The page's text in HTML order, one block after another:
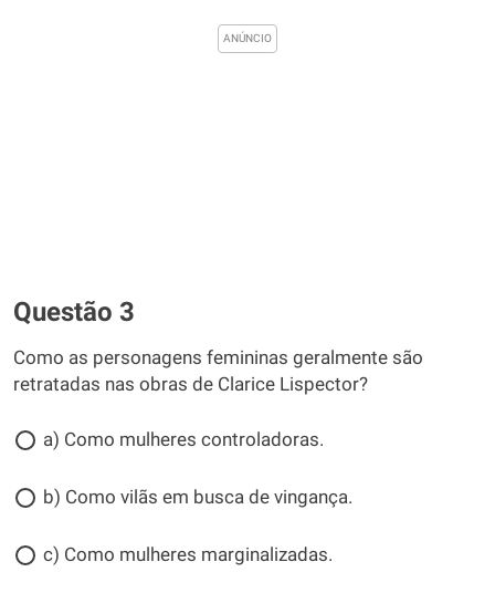
Questão 3
Como as personagens femininas geralmente são
retratadas nas obras de Clarice Lispector?
a) Como mulheres controladoras.
b) Como vilãs em busca de vingança.
c) Como mulheres marginalizadas.